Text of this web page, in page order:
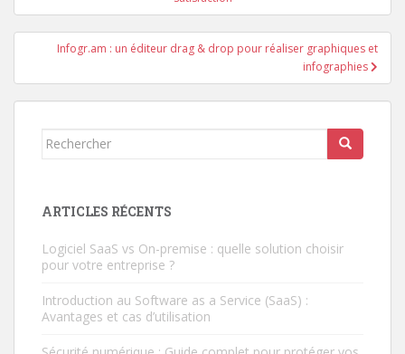
l’article
Infogr.am : un éditeur drag & drop pour réaliser graphiques et
infographies
Rechercher...
ARTICLES RÉCENTS
Logiciel SaaS vs On-premise : quelle solution choisir
pour votre entreprise ?
Introduction au Software as a Service (SaaS) :
Avantages et cas d’utilisation